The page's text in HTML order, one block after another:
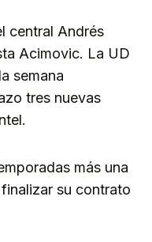
central Andrés
Acimovic. La UD
semana
tres nuevas
más una
su contrato